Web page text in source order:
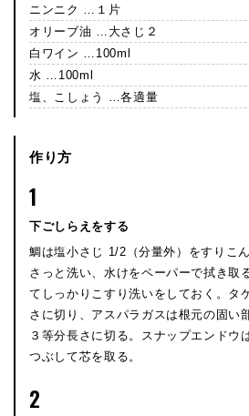
ニンニク …１片
オリーブ油 …大さじ２
白ワイン …100ml
水 …100ml
塩、こしょう …各適量
作り方
1
下ごしらえをする
鯛は塩小さじ 1/2（分量外）をすりこ
さっと洗い、水けをペーパーで拭き取
てしっかりこすり洗いをしておく。タ
さに切り、アスパラガスは根元の固い
３等分長さに切る。スナップエンドウ
つぶして芯を取る。
2